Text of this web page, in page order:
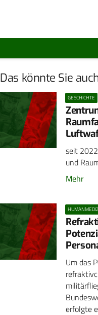
Das könnte Sie
GESCHICHTE
seit
und
Mehr
Um das
erfolgte